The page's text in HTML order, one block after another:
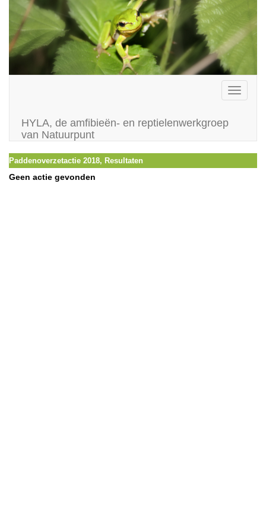
Toggle
HYLA, de amfibieën- en reptielenwerkgroep
van Natuurpunt
Paddenoverzetactie 2018, Resultaten
Geen actie gevonden